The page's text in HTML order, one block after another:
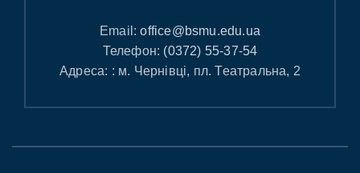
Email:office@bsmu.edu.ua
Телефон: (0372) 55-37-54
Адреса: : м. Чернівці, пл. Театральна, 2